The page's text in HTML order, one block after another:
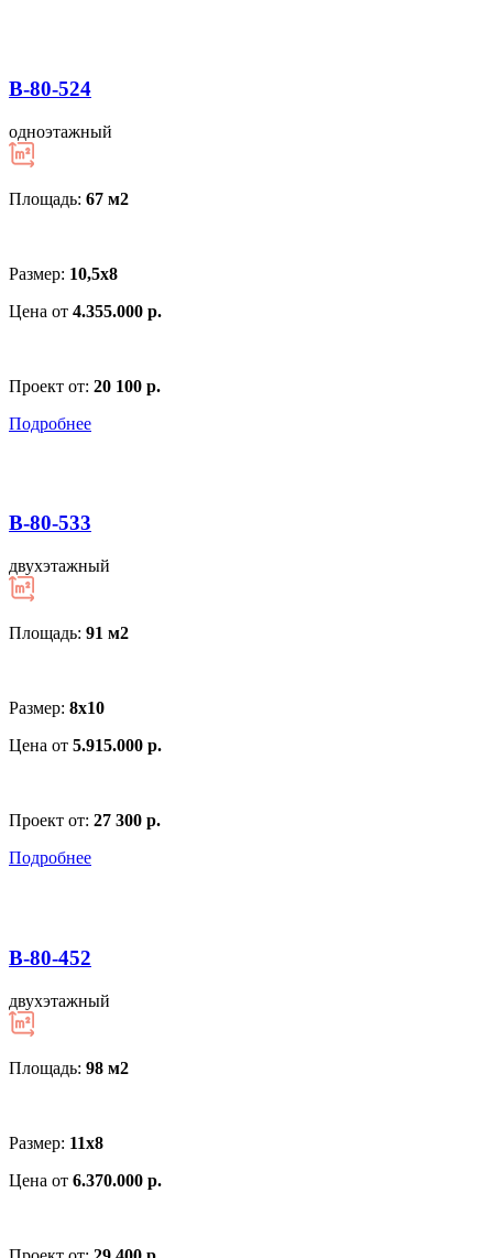
В-80-524
одноэтажный
Площадь: 67 м2
Размер: 10,5х8
Цена от 4.355.000 р.
Проект от: 20 100 р.
Подробнее
В-80-533
двухэтажный
Площадь: 91 м2
Размер: 8х10
Цена от 5.915.000 р.
Проект от: 27 300 р.
Подробнее
В-80-452
двухэтажный
Площадь: 98 м2
Размер: 11х8
Цена от 6.370.000 р.